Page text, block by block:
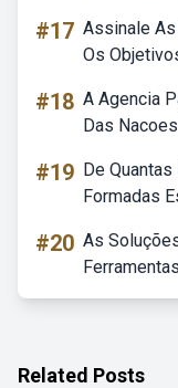
#17 Assinale
Os
#18 A Agencia
Das
#19 De
Formadas
#20 As
Related Posts